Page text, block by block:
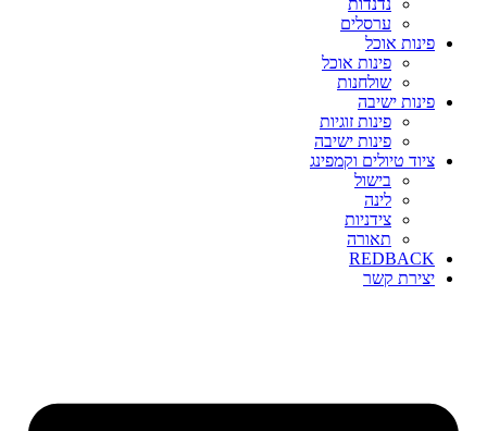
נדנדות
ערסלים
פינות אוכל
פינות אוכל
שולחנות
פינות ישיבה
פינות זוגיות
פינות ישיבה
ציוד טיולים וקמפינג
בישול
לינה
צידניות
תאורה
REDBACK
יצירת קשר